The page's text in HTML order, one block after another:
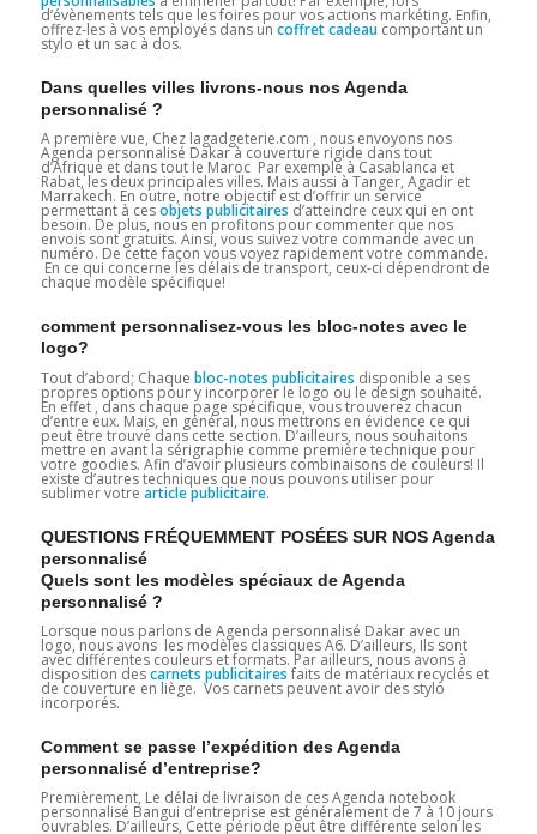
d’évènements tels que les foires pour vos actions markéting. Enfin,
offrez-les à vos employés dans un coffret cadeau comportant un
stylo et un sac à dos.
Dans quelles villes livrons-nous nos Agenda
personnalisé ?
A première vue, Chez lagadgeterie.com , nous envoyons nos
Agenda personnalisé Dakar à couverture rigide dans tout
d’Afrique et dans tout le Maroc Par exemple à Casablanca et
Rabat, les deux principales villes. Mais aussi à Tanger, Agadir et
Marrakech. En outre, notre objectif est d’offrir un service
permettant à cesobjets publicitaires d’atteindre ceux qui en ont
besoin. De plus, nous en profitons pour commenter que nos
envois sont gratuits. Ainsi, vous suivez votre commande avec un
numéro. De cette façon vous voyez rapidement votre commande.
En ce qui concerne les délais de transport, ceux-ci dépendront de
chaque modèle spécifique!
comment personnalisez-vous les bloc-notes avec le
logo?
Tout d’abord; Chaque bloc-notes publicitaires disponible a ses
propres options pour y incorporer le logo ou le design souhaité.
En effet , dans chaque page spécifique, vous trouverez chacun
d’entre eux. Mais, en général, nous mettrons en évidence ce qui
peut être trouvé dans cette section. D’ailleurs, nous souhaitons
mettre en avant la sérigraphie comme première technique pour
votre goodies. Afin d’avoir plusieurs combinaisons de couleurs! Il
existe d’autres techniques que nous pouvons utiliser pour
sublimer votre article publicitaire.
QUESTIONS FRÉQUEMMENT POSÉES SUR NOS Agenda
personnalisé
Quels sont les modèles spéciaux de Agenda
personnalisé ?
Lorsque nous parlons de Agenda personnalisé Dakar avec un
logo, nous avons les modèles classiques A6. D’ailleurs, Ils sont
avec différentes couleurs et formats. Par ailleurs, nous avons à
disposition descarnets publicitaires faits de matériaux recyclés et
de couverture en liège. Vos carnets peuvent avoir des stylo
incorporés.
Comment se passe l’expédition des Agenda
personnalisé d’entreprise?
Premièrement, Le délai de livraison de ces Agenda notebook
personnalisé Bangui d’entreprise est généralement de 7 à 10 jours
ouvrables. D’ailleurs, Cette période peut être différente selon les